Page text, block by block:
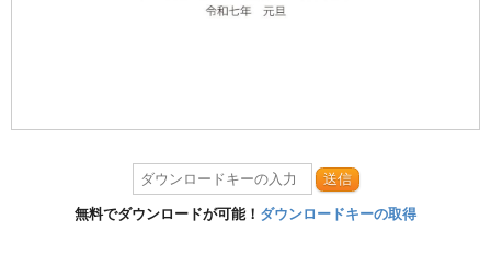
送信
無料でダウンロードが可能！ ダウンロードキーの取得